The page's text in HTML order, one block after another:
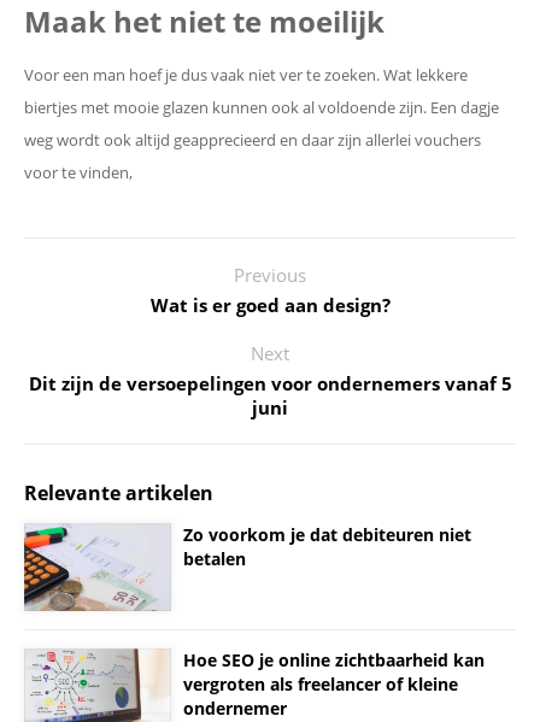
Maak het niet te moeilijk
Voor een man hoef je dus vaak niet ver te zoeken. Wat lekkere
biertjes met mooie glazen kunnen ook al voldoende zijn. Een dagje
weg wordt ook altijd geapprecieerd en daar zijn allerlei vouchers
voor te vinden,
Previous
Wat is er goed aan design?
Next
Dit zijn de versoepelingen voor ondernemers vanaf 5
juni
Relevante artikelen
Zo voorkom je dat debiteuren niet
betalen
Hoe SEO je online zichtbaarheid kan
vergroten als freelancer of kleine
ondernemer